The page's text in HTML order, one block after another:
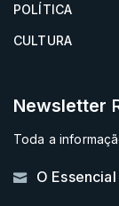
POLÍTICA
CULTURA
Newsletter
Toda a
O Essencial